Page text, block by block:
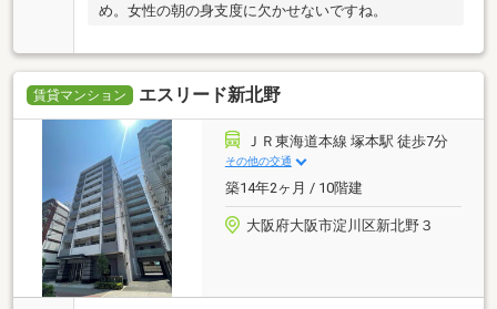
め。女性の朝の身支度に欠かせないですね。
賃貸マンション エスリード新北野
ＪＲ東海道本線 塚本駅 徒歩7分
その他の交通
築14年2ヶ月 / 10階建
大阪府大阪市淀川区新北野３